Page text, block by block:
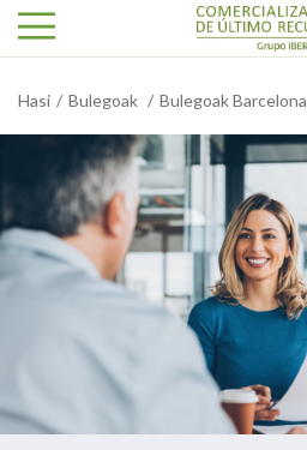
Hasi Bulegoak Bulegoak Barcelona